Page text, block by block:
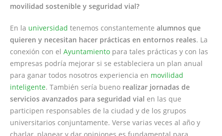
movilidad sostenible y seguridad vial?
En la universidad tenemos constantemente alumnos que
quieren y necesitan hacer prácticas en entornos reales. La
conexión con el Ayuntamiento para tales prácticas y con las
empresas podría mejorar si se estableciera un plan anual
para ganar todos nosotros experiencia en movilidad
inteligente. También sería bueno realizar jornadas de
servicios avanzados para seguridad vial en las que
participen responsables de la ciudad y de los grupos
universitarios conjuntamente. Verse varias veces al año y